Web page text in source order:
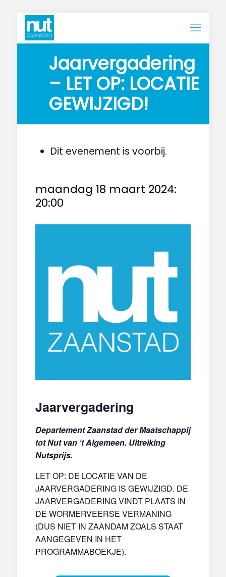
Jaarvergadering
– LET OP: LOCATIE
GEWIJZIGD!
Dit evenement is voorbij.
maandag 18 maart 2024:
20:00
Jaarvergadering
Departement Zaanstad der Maatschappij
tot Nut van ‘t Algemeen. Uitreiking
Nutsprijs.
LET OP: DE LOCATIE VAN DE
JAARVERGADERING IS GEWIJZIGD. DE
JAARVERGADERING VINDT PLAATS IN
DE WORMERVEERSE VERMANING
(DUS NIET IN ZAANDAM ZOALS STAAT
AANGEGEVEN IN HET
PROGRAMMABOEKJE).